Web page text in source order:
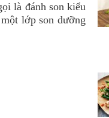
là đánh son kiểu
lớp son dưỡng